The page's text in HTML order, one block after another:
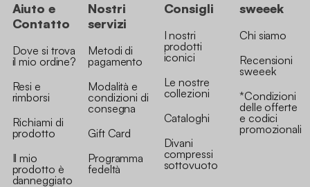
Aiuto e
Contatto
Dove si trova
il mio ordine?
Resi e
rimborsi
Richiami di
prodotto
Il mio
prodotto è
danneggiato
Nostri
servizi
Metodi di
pagamento
Modalità e
condizioni di
consegna
Gift Card
Programma
fedeltà
Consigli
I nostri
prodotti
iconici
Le nostre
collezioni
Cataloghi
Divani
compressi
sottovuoto
sweeek
Chi siamo
Recensioni
sweeek
*Condizioni
delle offerte
e codici
promozionali